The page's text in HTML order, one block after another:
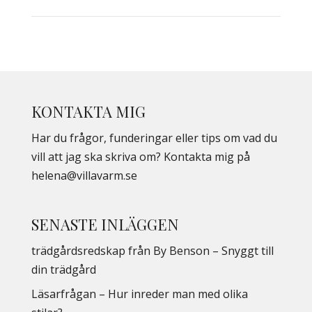
KONTAKTA MIG
Har du frågor, funderingar eller tips om vad du
vill att jag ska skriva om? Kontakta mig på
helena@villavarm.se
SENASTE INLÄGGEN
trädgårdsredskap från By Benson – Snyggt till
din trädgård
Läsarfrågan – Hur inreder man med olika